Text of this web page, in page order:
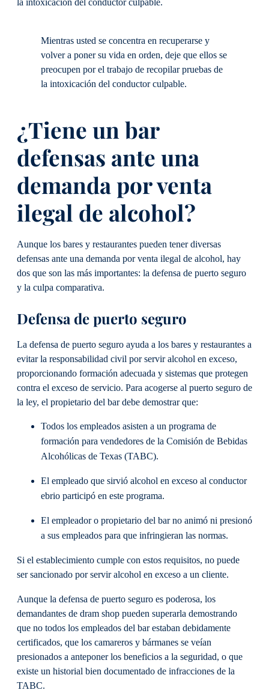
Mientras usted se concentra en recuperarse y
volver a poner su vida en orden, deje que ellos se
preocupen por el trabajo de recopilar pruebas de
la intoxicación del conductor culpable.
¿Tiene un bar
defensas ante una
demanda por venta
ilegal de alcohol?
Aunque los bares y restaurantes pueden tener diversas
defensas ante una demanda por venta ilegal de alcohol, hay
dos que son las más importantes: la defensa de puerto seguro
y la culpa comparativa.
Defensa de puerto seguro
La defensa de puerto seguro ayuda a los bares y restaurantes a
evitar la responsabilidad civil por servir alcohol en exceso,
proporcionando formación adecuada y sistemas que protegen
contra el exceso de servicio. Para acogerse al puerto seguro de
la ley, el propietario del bar debe demostrar que:
Todos los empleados asisten a un programa de
formación para vendedores de la Comisión de Bebidas
Alcohólicas de Texas (TABC).
El empleado que sirvió alcohol en exceso al conductor
ebrio participó en este programa.
El empleador o propietario del bar no animó ni presionó
a sus empleados para que infringieran las normas.
Si el establecimiento cumple con estos requisitos, no puede
ser sancionado por servir alcohol en exceso a un cliente.
Aunque la defensa de puerto seguro es poderosa, los
demandantes de dram shop pueden superarla demostrando
que no todos los empleados del bar estaban debidamente
certificados, que los camareros y bármanes se veían
presionados a anteponer los beneficios a la seguridad, o que
existe un historial bien documentado de infracciones de la
TABC.